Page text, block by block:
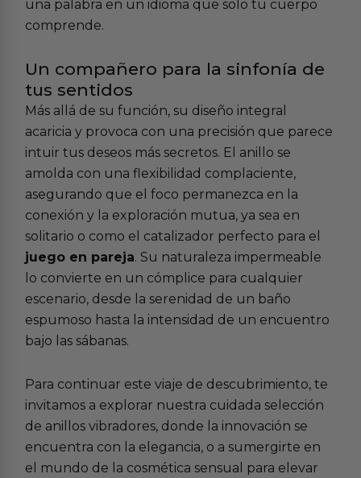
una palabra en un idioma que solo tu cuerpo
comprende.
Un compañero para la sinfonía de
tus sentidos
Más allá de su función, su diseño integral
acaricia y provoca con una precisión que parece
intuir tus deseos más secretos. El anillo se
amolda con una flexibilidad complaciente,
asegurando que el foco permanezca en la
conexión y la exploración mutua, ya sea en
solitario o como el catalizador perfecto para el
juego en pareja. Su naturaleza impermeable
lo convierte en un cómplice para cualquier
escenario, desde la serenidad de un baño
espumoso hasta la intensidad de un encuentro
bajo las sábanas.
Para continuar este viaje de descubrimiento, te
invitamos a explorar nuestra cuidada selección
de anillos vibradores, donde la innovación se
encuentra con la elegancia, o a sumergirte en
el mundo de la cosmética sensual para elevar